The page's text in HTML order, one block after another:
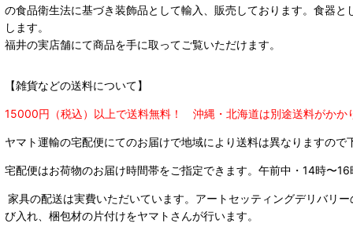
の食品衛生法に基づき装飾品として輸入、販売しております。食器
します。
福井の実店舗にて商品を手に取ってご覧いただけます。
【雑貨などの送料について】
15000円（税込）以上で送料無料！ 沖縄・北海道は別途送料がかか
ヤマト運輸の宅配便にてのお届けで地域により送料は異なりますので
宅配便はお荷物のお届け時間帯をご指定できます。 午前中・14時〜
家具の配送は実費いただいています。アートセッティングデリバリ
び入れ、梱包材の片付けをヤマトさんが行います。